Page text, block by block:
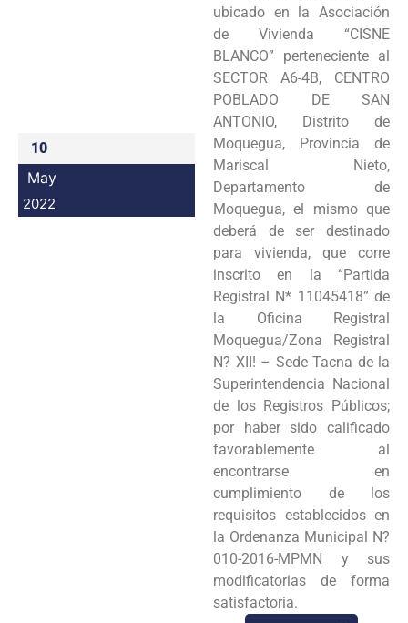
10
May
2022
ubicado en la Asociación
de Vivienda “CISNE
BLANCO” perteneciente al
SECTOR A6-4B, CENTRO
POBLADO DE SAN
ANTONIO, Distrito de
Moquegua, Provincia de
Mariscal Nieto,
Departamento de
Moquegua, el mismo que
deberá de ser destinado
para vivienda, que corre
inscrito en la “Partida
Registral N* 11045418” de
la Oficina Registral
Moquegua/Zona Registral
N? XII! – Sede Tacna de la
Superintendencia Nacional
de los Registros Públicos;
por haber sido calificado
favorablemente al
encontrarse en
cumplimiento de los
requisitos establecidos en
la Ordenanza Municipal N?
010-2016-MPMN y sus
modificatorias de forma
satisfactoria.